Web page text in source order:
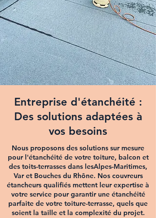
Entreprise d'étanchéité :
Des solutions adaptées à
vos besoins
Nous proposons des solutions sur mesure
pour l'étanchéité de votre toiture, balcon et
des toits-terrasses dans lesAlpes-Maritimes,
Var et Bouches du Rhône. Noscouvreurs
étancheurs qualifiés mettent leur expertise à
votre service pour garantir une étanchéité
parfaite de votre toiture-terrasse, quels que
soient la taille et la complexité du projet.